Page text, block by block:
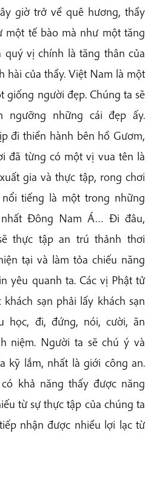
giờ trở về quê hương, thầy
một tế bào mà như một tăng
quý vị chính là tăng thân của
hài của thầy. Việt Nam là một
giống người đẹp. Chúng ta sẽ
ngưỡng những cái đẹp ấy.
đi thiền hành bên hồ Gươm,
đã từng có một vị vua tên là
gia và thực tập, rong chơi
tiếng là một trong những
nhất Đông Nam Á… Đi đâu,
thực tập an trú thảnh thơi
tại và làm tỏa chiếu năng
yêu quanh ta. Các vị Phật tử
sạn phải lấy khách sạn
học, đi, đứng, nói, cười, ăn
niệm. Người ta sẽ chú ý và
kỹ lắm, nhất là giới công an.
khả năng thấy được năng
từ sự thực tập của chúng ta
nhận được nhiều lợi lạc từ